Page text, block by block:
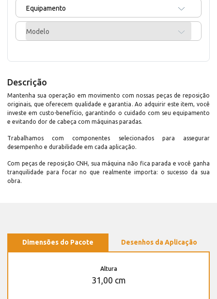
Equipamento
Modelo
Descrição
Mantenha sua operação em movimento com nossas peças de reposição
originais, que oferecem qualidade e garantia. Ao adquirir este item, você
investe em custo-benefício, garantindo o cuidado com seu equipamento
e evitando dor de cabeça com máquinas paradas.
Trabalhamos com componentes selecionados para assegurar
desempenho e durabilidade em cada aplicação.
Com peças de reposição CNH, sua máquina não fica parada e você ganha
tranquilidade para focar no que realmente importa: o sucesso da sua
obra.
Dimensões do Pacote Desenhos da Aplicação
Altura
31,00 cm